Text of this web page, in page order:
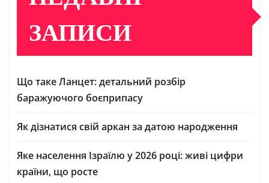
ЗАПИСИ
Що таке Ланцет: детальний розбір
баражуючого боєприпасу
Як дізнатися свій аркан за датою народження
Яке населення Ізраїлю у 2026 році: живі цифри
країни, що росте